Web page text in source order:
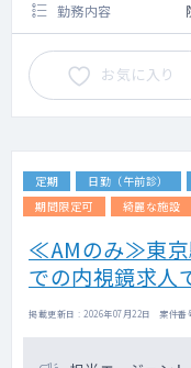
勤務内容
お気に入り
定期 日勤（午前診）
期間限定可
綺麗な施設
≪AMのみ≫東京
での内視鏡求人
掲載更新日 : 2026年07月22日 案件番